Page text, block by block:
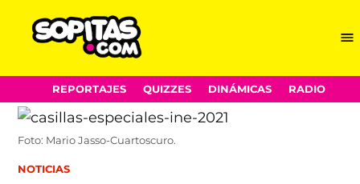
Skip
to
content
REPORTAJES QUIZZES DINÁMICAS RADIO
Foto: Mario Jasso-Cuartoscuro.
POSTED
NOTICIAS